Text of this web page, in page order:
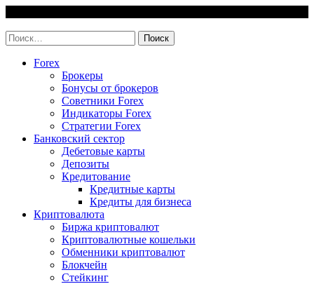
content
Найти:
Forex
Брокеры
Бонусы от брокеров
Советники Forex
Индикаторы Forex
Стратегии Forex
Банковский сектор
Дебетовые карты
Депозиты
Кредитование
Кредитные карты
Кредиты для бизнеса
Криптовалюта
Биржа криптовалют
Криптовалютные кошельки
Обменники криптовалют
Блокчейн
Стейкинг